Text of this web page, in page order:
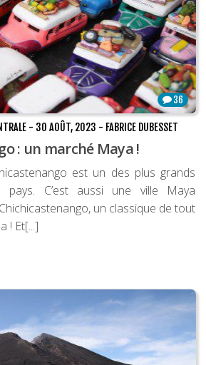
36
- 30 AOÛT, 2023 - FABRICE DUBESSET
: un marché Maya !
est un des plus grands
pays. C’est aussi une ville Maya
un classique de tout
! Et[...]